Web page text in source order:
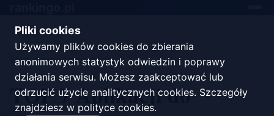
Pliki cookies
Używamy plików cookies do zbierania
anonimowych statystyk odwiedzin i poprawy
działania serwisu. Możesz zaakceptować lub
odrzucić użycie analitycznych cookies. Szczegóły
znajdziesz w polityce cookies.
Start/oprogramowanie
TOP 7 Aplikacji do